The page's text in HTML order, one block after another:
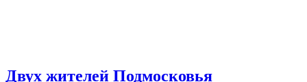
Двух жителей Подмосковья